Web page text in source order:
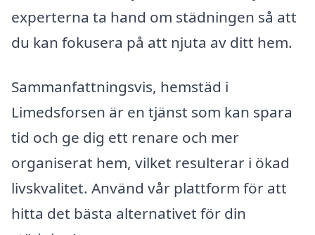
experterna ta hand om städningen så att
du kan fokusera på att njuta av ditt hem.
Sammanfattningsvis, hemstäd i
Limedsforsen är en tjänst som kan spara
tid och ge dig ett renare och mer
organiserat hem, vilket resulterar i ökad
livskvalitet. Använd vår plattform för att
hitta det bästa alternativet för din